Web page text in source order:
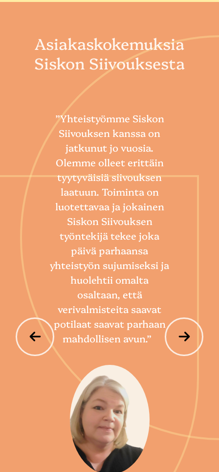
Asiakaskokemuksia
Siskon Siivouksesta
”Yhteistyömme Siskon
Siivouksen kanssa on
jatkunut jo vuosia.
Olemme olleet erittäin
tyytyväisiä siivouksen
laatuun. Toiminta on
luotettavaa ja jokainen
Siskon Siivouksen
työntekijä tekee joka
päivä parhaansa
yhteistyön sujumiseksi ja
huolehtii omalta
osaltaan, että
verivalmisteita saavat
potilaat saavat parhaan
mahdollisen avun.”